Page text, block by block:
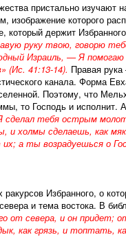
пристально изучают
которого
который держит
руку твою, говорю
Израиль, — Я
(Ис. 41:13-14). Правая
канала. Форма
Поэтому, что
то Господь и исполнит.
сделал тебя острым
и холмы сделаешь, как
а ты возрадуешься о
Избранного, о
и тема востока. В
от севера, и он придет;
как грязь, и топтать,